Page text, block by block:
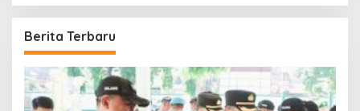
i
u
n
t
u
:
Berita Terbaru